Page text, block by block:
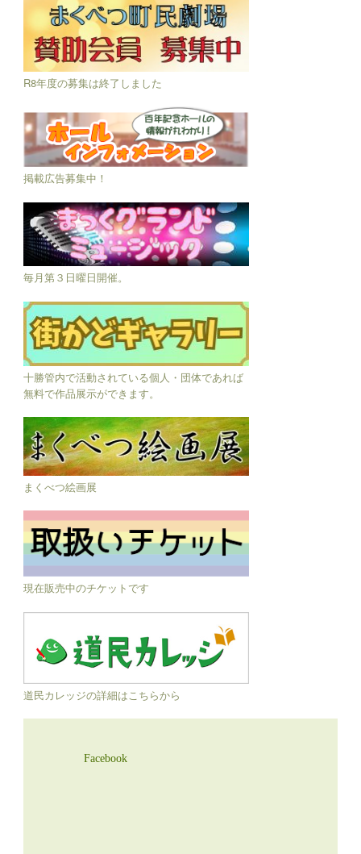
R8年度の募集は終了しました
掲載広告募集中！
毎月第３日曜日開催。
十勝管内で活動されている個人・団体であれば
無料で作品展示ができます。
まくべつ絵画展
現在販売中のチケットです
道民カレッジの詳細はこちらから
Facebook